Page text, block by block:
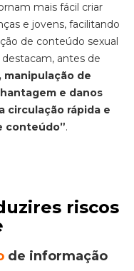
mais fácil criar
e jovens, facilitando
de conteúdo sexual
destacam, antes de
manipulação de
e danos
circulação rápida e
conteúdo”.
riscos
de informação